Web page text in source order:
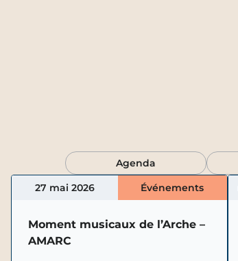
Agenda
27 mai 2026
Événements
Moment musicaux de l’Arche –
AMARC